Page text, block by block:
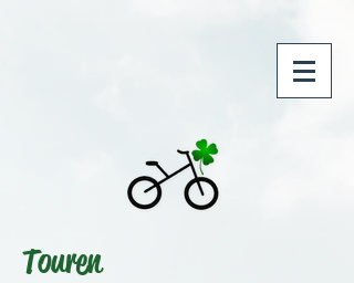
Touren